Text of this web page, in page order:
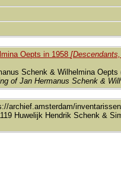
Oepts in 1958
Schenk & Wilhelmina
of Jan Hermanus Schenk &
archief.amsterdam/
Huwelijk Hendrik Schenk &